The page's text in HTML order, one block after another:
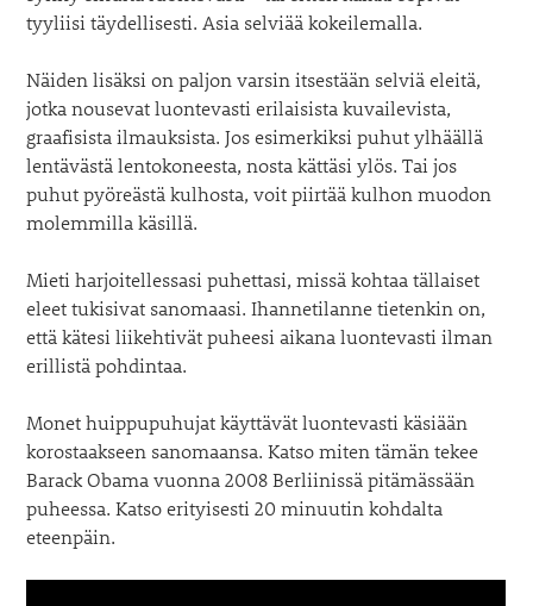
tyyliisi täydellisesti. Asia selviää kokeilemalla.
Näiden lisäksi on paljon varsin itsestään selviä eleitä,
jotka nousevat luontevasti erilaisista kuvailevista,
graafisista ilmauksista. Jos esimerkiksi puhut ylhäällä
lentävästä lentokoneesta, nosta kättäsi ylös. Tai jos
puhut pyöreästä kulhosta, voit piirtää kulhon muodon
molemmilla käsillä.
Mieti harjoitellessasi puhettasi, missä kohtaa tällaiset
eleet tukisivat sanomaasi. Ihannetilanne tietenkin on,
että kätesi liikehtivät puheesi aikana luontevasti ilman
erillistä pohdintaa.
Monet huippupuhujat käyttävät luontevasti käsiään
korostaakseen sanomaansa. Katso miten tämän tekee
Barack Obama vuonna 2008 Berliinissä pitämässään
puheessa. Katso erityisesti 20 minuutin kohdalta
eteenpäin.